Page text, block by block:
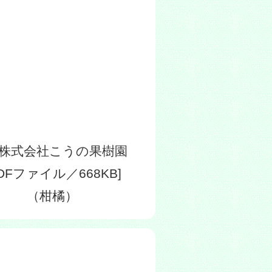
式会社こうの果樹園
ファイル／668KB]
（柑橘）